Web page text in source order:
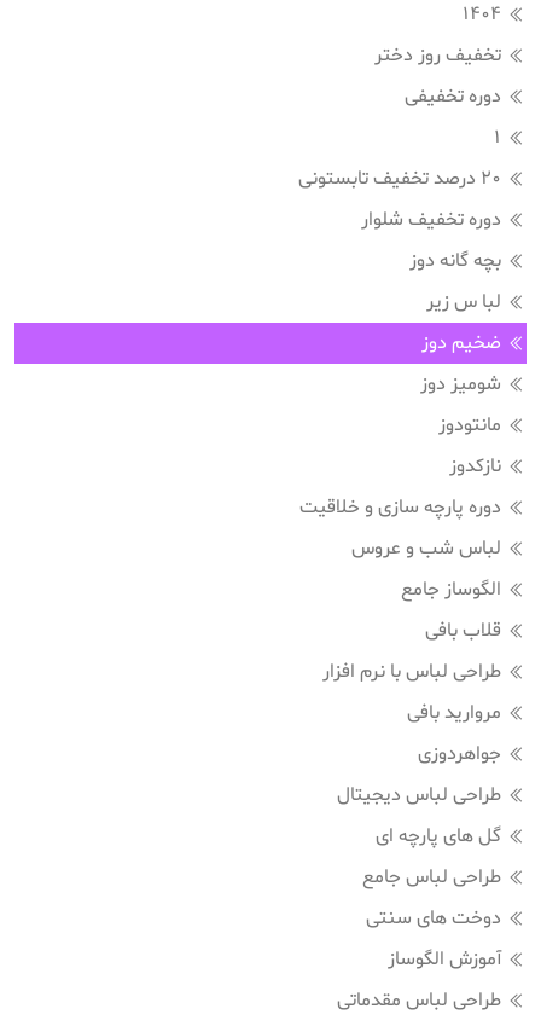
1404
تخفیف روز دختر
دوره تخفیفی
1
20 درصد تخفیف تابستونی
دوره تخفیف شلوار
بچه گانه دوز
لبا س زیر
ضخیم دوز
شومیز دوز
مانتودوز
نازکدوز
دوره پارچه سازی و خلاقیت
لباس شب و عروس
الگوساز جامع
قلاب بافی
طراحی لباس با نرم افزار
مروارید بافی
جواهردوزی
طراحی لباس دیجیتال
گل های پارچه ای
طراحی لباس جامع
دوخت های سنتی
آموزش الگوساز
طراحی لباس مقدماتی